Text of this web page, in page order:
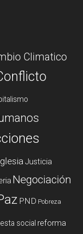
Climatico
Justicia
Negociación
PND Pobreza
social reforma